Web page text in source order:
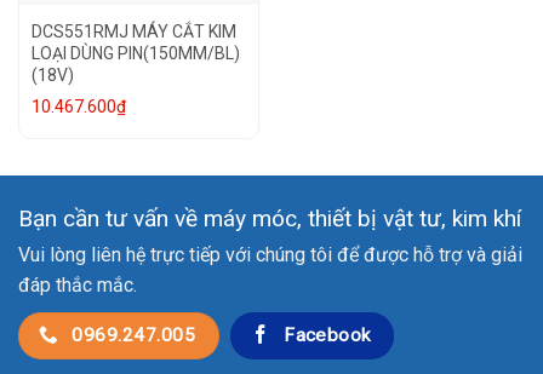
DCS551RMJ MÁY CẮT KIM
LOẠI DÙNG PIN(150MM/BL)
(18V)
10.467.600₫
Bạn cần tư vấn về máy móc, thiết bị vật tư, kim khí
Vui lòng liên hệ trực tiếp với chúng tôi để được hỗ trợ và giải
đáp thắc mắc.
0969.247.005 Facebook